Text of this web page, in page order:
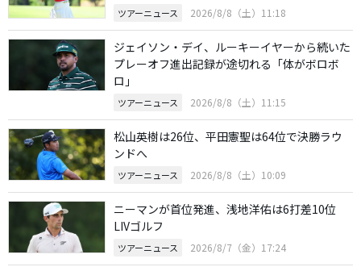
ツアーニュース 2026/8/8（土）11:18
ジェイソン・デイ、ルーキーイヤーから続いた
プレーオフ進出記録が途切れる「体がボロボ
ロ」
ツアーニュース 2026/8/8（土）11:15
松山英樹は26位、平田憲聖は64位で決勝ラウ
ンドへ
ツアーニュース 2026/8/8（土）10:09
ニーマンが首位発進、浅地洋佑は6打差10位
LIVゴルフ
ツアーニュース 2026/8/7（金）17:24